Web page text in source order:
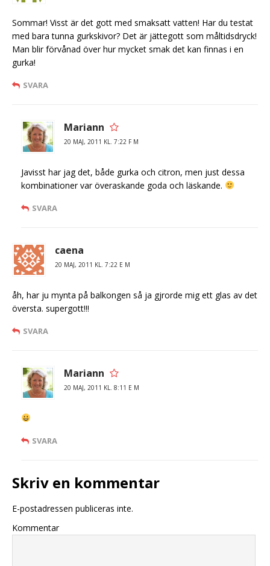
Sommar! Visst är det gott med smaksatt vatten! Har du testat
med bara tunna gurkskivor? Det är jättegott som måltidsdryck!
Man blir förvånad över hur mycket smak det kan finnas i en
gurka!
SVARA
Mariann
20 MAJ, 2011 KL. 7:22 F M
Javisst har jag det, både gurka och citron, men just dessa
kombinationer var överaskande goda och läskande.
SVARA
caena
20 MAJ, 2011 KL. 7:22 E M
åh, har ju mynta på balkongen så ja gjrorde mig ett glas av det
översta. supergott!!!
SVARA
Mariann
20 MAJ, 2011 KL. 8:11 E M
SVARA
Skriv en kommentar
E-postadressen publiceras inte.
Kommentar